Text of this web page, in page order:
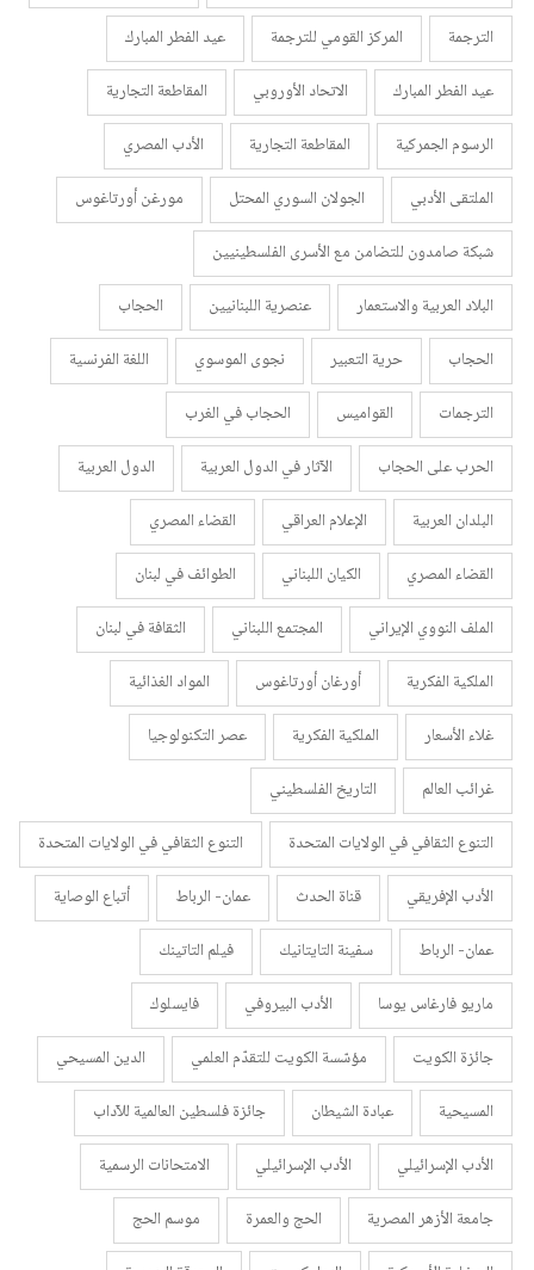
الترجمة
المركز القومي للترجمة
عيد الفطر المبارك
عيد الفطر المبارك
الاتحاد الأوروبي
المقاطعة التجارية
الرسوم الجمركية
المقاطعة التجارية
الأدب المصري
الملتقى الأدبي
الجولان السوري المحتل
مورغن أورتاغوس
شبكة صامدون للتضامن مع الأسرى الفلسطينيين
البلاد العربية والاستعمار
عنصرية اللبنانيين
الحجاب
الحجاب
حرية التعبير نجوى الموسوي
اللغة الفرنسية
الترجمات
القواميس
الحجاب في الغرب
الحرب على الحجاب
الآثار في الدول العربية
الدول العربية
البلدان العربية
الإعلام العراقي
القضاء المصري
القضاء المصري
الكيان اللبناني
الطوائف في لبنان
الملف النووي الإيراني
المجتمع اللبناني
الثقافة في لبنان
الملكية الفكرية
أورغان أورتاغوس
المواد الغذائية
غلاء الأسعار
الملكية الفكرية
عصر التكنولوجيا
غرائب العالم
التاريخ الفلسطيني
التنوع الثقافي في الولايات المتحدة
التنوع الثقافي في الولايات المتحدة
الأدب الإفريقي
قناة الحدث عمان- الرباط
أتباع الوصاية
عمان- الرباط
سفينة التايتانيك
فيلم التاتينك
ماريو فارغاس يوسا
الأدب البيروفي
فايسلوك
جائزة الكويت
مؤسّسة الكويت للتقدّم العلمي
الدين المسيحي
المسيحية
عبادة الشيطان
جائزة فلسطين العالمية للآداب
الأدب الإسرائيلي
الأدب الإسرائيلي
الامتحانات الرسمية
جامعة الأزهر المصرية
الحج والعمرة
موسم الحج